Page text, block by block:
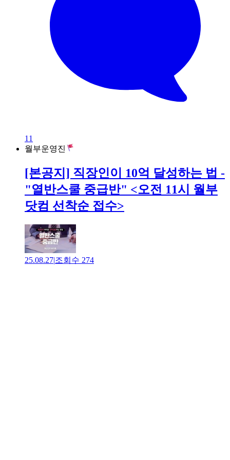
11
월부운영진
[본공지] 직장인이 10억 달성하는 법 -
"열반스쿨 중급반" <오전 11시 월부
닷컴 선착순 접수>
25.08.27|조회수 274